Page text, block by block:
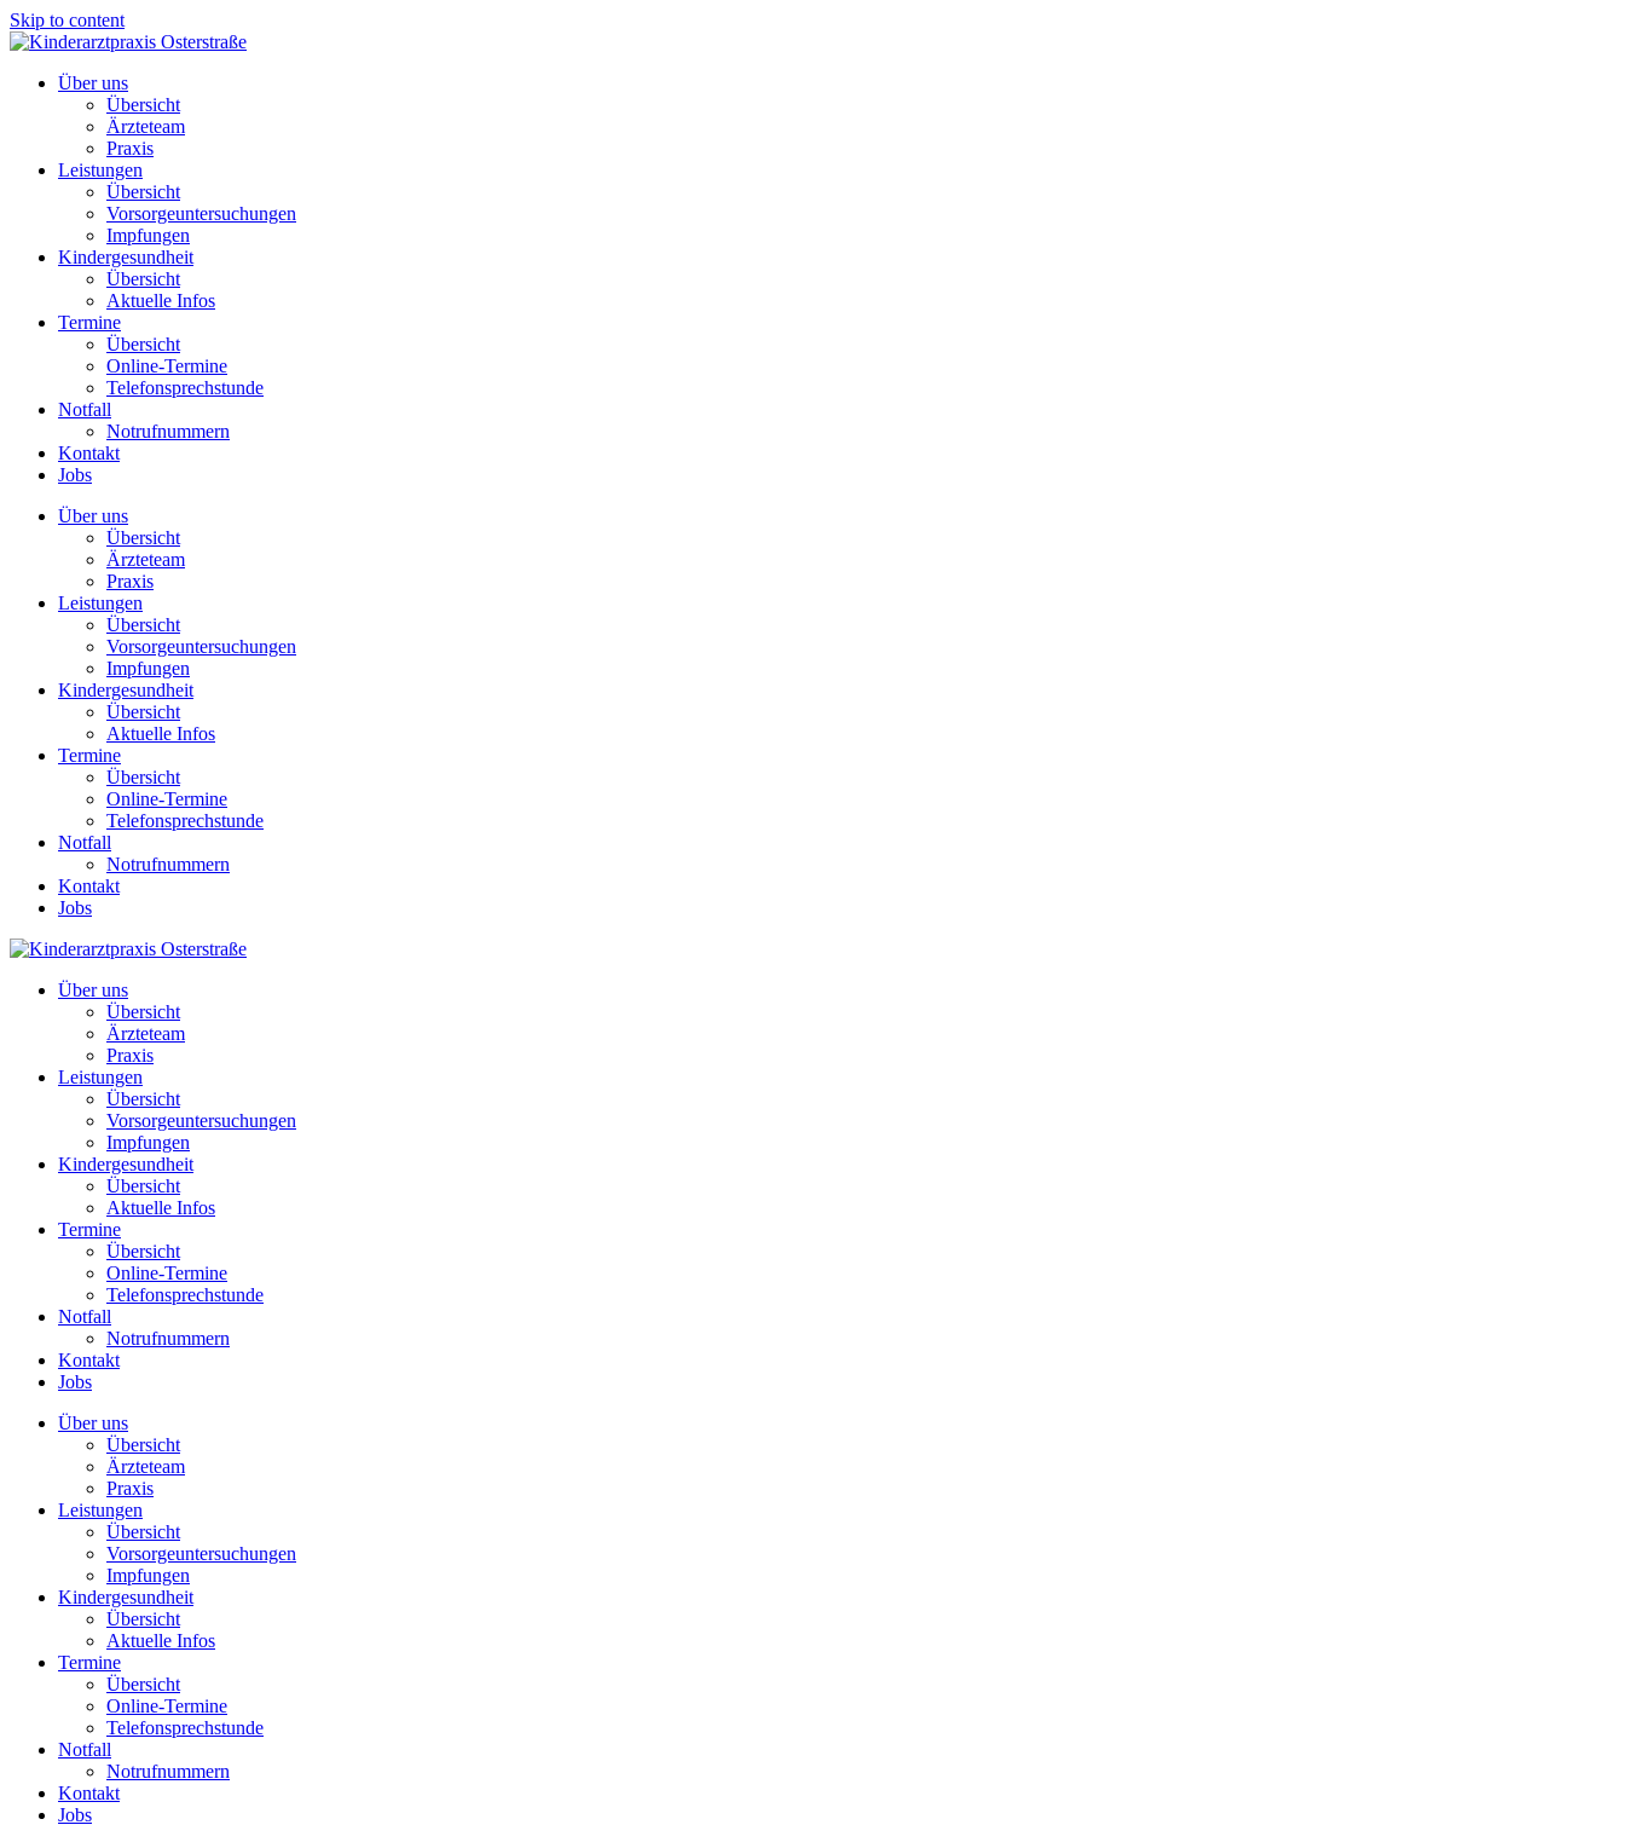
Skip to content
Über uns
Übersicht
Ärzteteam
Praxis
Leistungen
Übersicht
Vorsorgeuntersuchungen
Impfungen
Kindergesundheit
Übersicht
Aktuelle Infos
Termine
Übersicht
Online-Termine
Telefonsprechstunde
Notfall
Notrufnummern
Kontakt
Jobs
Über uns
Übersicht
Ärzteteam
Praxis
Leistungen
Übersicht
Vorsorgeuntersuchungen
Impfungen
Kindergesundheit
Übersicht
Aktuelle Infos
Termine
Übersicht
Online-Termine
Telefonsprechstunde
Notfall
Notrufnummern
Kontakt
Jobs
Über uns
Übersicht
Ärzteteam
Praxis
Leistungen
Übersicht
Vorsorgeuntersuchungen
Impfungen
Kindergesundheit
Übersicht
Aktuelle Infos
Termine
Übersicht
Online-Termine
Telefonsprechstunde
Notfall
Notrufnummern
Kontakt
Jobs
Über uns
Übersicht
Ärzteteam
Praxis
Leistungen
Übersicht
Vorsorgeuntersuchungen
Impfungen
Kindergesundheit
Übersicht
Aktuelle Infos
Termine
Übersicht
Online-Termine
Telefonsprechstunde
Notfall
Notrufnummern
Kontakt
Jobs